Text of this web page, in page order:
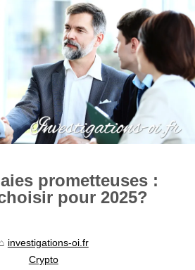
prometteuses :
pour 2025?
investigations-oi.fr
Crypto